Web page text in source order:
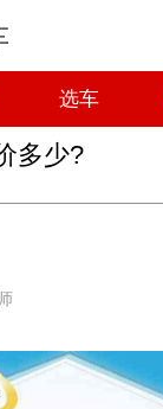
选车
多少?